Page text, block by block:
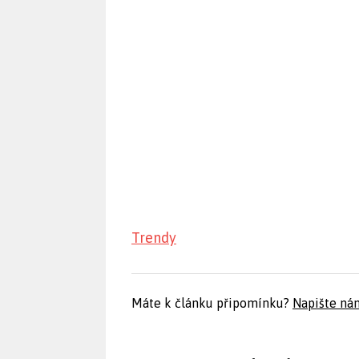
Trendy
Máte k článku připomínku? Napište